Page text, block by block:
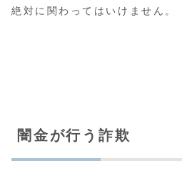
絶対に関わってはいけません。
闇金が行う詐欺